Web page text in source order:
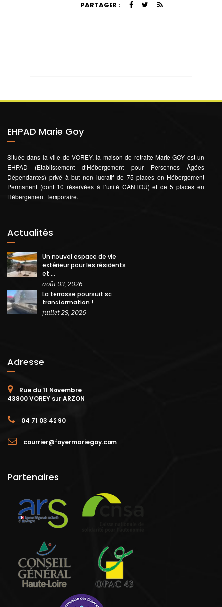
PARTAGER :
EHPAD Marie Goy
Située dans la ville de VOREY, la maison de retraite Marie GOY est un
EHPAD (Etablissement d‘Hébergement pour Personnes Âgées
Dépendantes) privé à but non lucratif de 75 places en Hébergement
Permanent (dont 10 réservées à l’unité CANTOU) et de 5 places en
Hébergement Temporaire.
Actualités
Un nouvel espace de vie
extérieur pour les résidents
et ...
août 03, 2026
La terrasse poursuit sa
transformation !
juillet 29, 2026
Adresse
Rue du 11 Novembre
43800 VOREY sur ARZON
04 71 03 42 90
courrier@foyermariegoy.com
Partenaires